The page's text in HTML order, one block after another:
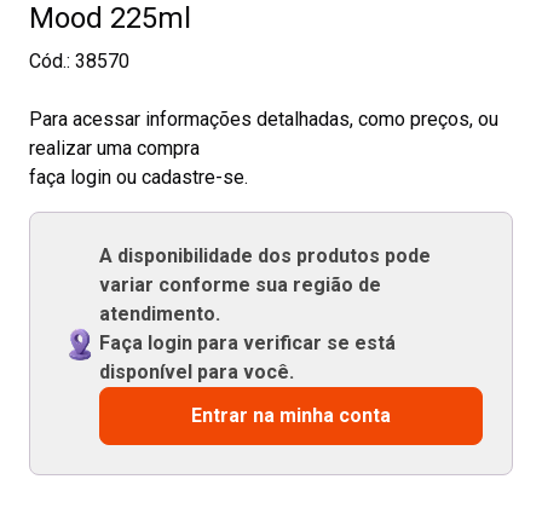
Mood 225ml
Cód.: 38570
Para acessar informações detalhadas, como preços, ou
realizar uma compra
faça login ou cadastre-se.
A disponibilidade dos produtos pode
variar conforme sua região de
atendimento.
Faça login para verificar se está
disponível para você.
Entrar na minha conta